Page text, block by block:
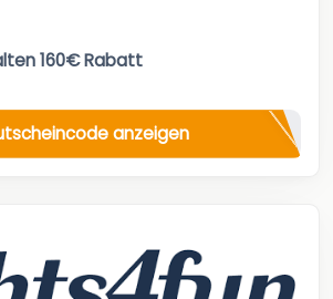
160€ Rabatt
anzeigen